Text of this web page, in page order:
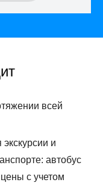
всей
и
автобус
с учетом